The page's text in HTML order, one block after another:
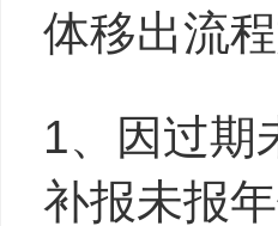
体移出流程
1、因过期
补报未报